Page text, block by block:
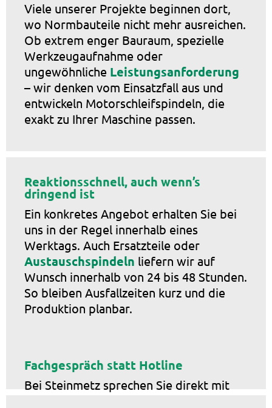
Viele unserer Projekte beginnen dort,
wo Normbauteile nicht mehr ausreichen.
Ob extrem enger Bauraum, spezielle
Werkzeugaufnahme oder
ungewöhnliche Leistungsanforderung
– wir denken vom Einsatzfall aus und
entwickeln Motorschleifspindeln, die
exakt zu Ihrer Maschine passen.
Reaktionsschnell, auch wenn’s
dringend ist
Ein konkretes Angebot erhalten Sie bei
uns in der Regel innerhalb eines
Werktags. Auch Ersatzteile oder
Austauschspindeln liefern wir auf
Wunsch innerhalb von 24 bis 48 Stunden.
So bleiben Ausfallzeiten kurz und die
Produktion planbar.
Fachgespräch statt Hotline
Bei Steinmetz sprechen Sie direkt mit